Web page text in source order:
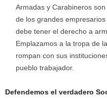
Armadas y Carabineros
de los grandes
debe tener el derecho a
Emplazamos a la tropa de
rompan con sus
pueblo trabajador.
Defendemos el verdadero